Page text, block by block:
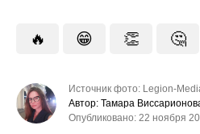
🔥 😁 👏 🤔
Источник фото: Legion-
Автор: Тамара
Опубликовано: 22 ноября